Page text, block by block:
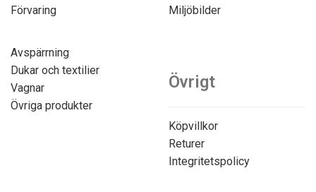
Förvaring
Avspärrning
Dukar och textilier
Vagnar
Övriga produkter
Miljöbilder
Övrigt
Köpvillkor
Returer
Integritetspolicy